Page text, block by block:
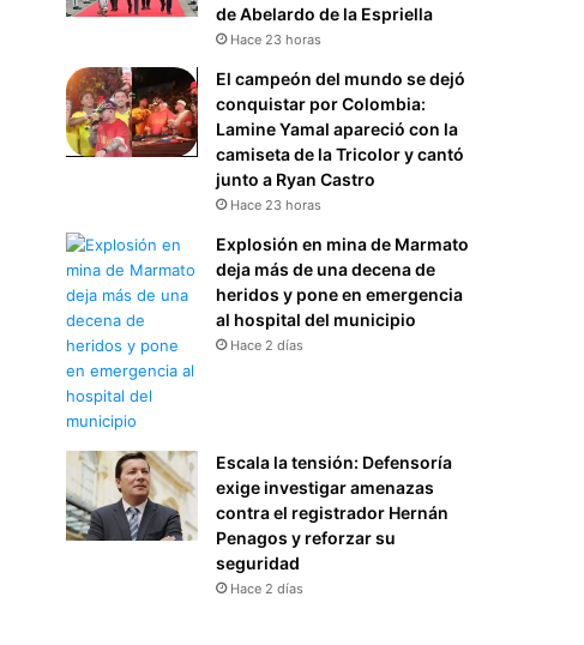
de Abelardo de la Espriella
Hace 23 horas
El campeón del mundo se dejó
conquistar por Colombia:
Lamine Yamal apareció con la
camiseta de la Tricolor y cantó
junto a Ryan Castro
Hace 23 horas
Explosión en mina de Marmato
deja más de una decena de
heridos y pone en emergencia
al hospital del municipio
Hace 2 días
Escala la tensión: Defensoría
exige investigar amenazas
contra el registrador Hernán
Penagos y reforzar su
seguridad
Hace 2 días